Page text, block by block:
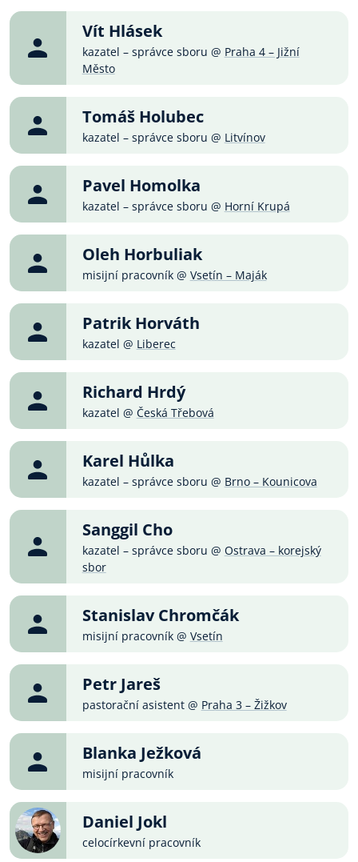
Vít Hlásek
kazatel – správce sboru @ Praha 4 – Jižní
Město
Tomáš Holubec
kazatel – správce sboru @ Litvínov
Pavel Homolka
kazatel – správce sboru @ Horní Krupá
Oleh Horbuliak
misijní pracovník @ Vsetín – Maják
Patrik Horváth
kazatel @ Liberec
Richard Hrdý
kazatel @ Česká Třebová
Karel Hůlka
kazatel – správce sboru @ Brno – Kounicova
Sanggil Cho
kazatel – správce sboru @ Ostrava – korejský
sbor
Stanislav Chromčák
misijní pracovník @ Vsetín
Petr Jareš
pastorační asistent @ Praha 3 – Žižkov
Blanka Ježková
misijní pracovník
Daniel Jokl
celocírkevní pracovník